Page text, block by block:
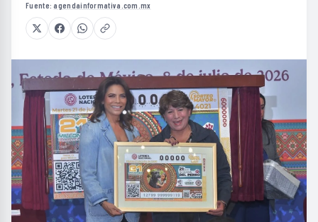
Fuente:agendainformativa.com.mx